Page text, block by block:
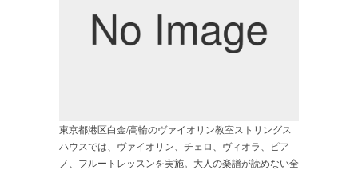
東京都港区白金/高輪のヴァイオリン教室ストリングス
ハウスでは、ヴァイオリン、チェロ、ヴィオラ、ピア
ノ、フルートレッスンを実施。大人の楽譜が読めない全